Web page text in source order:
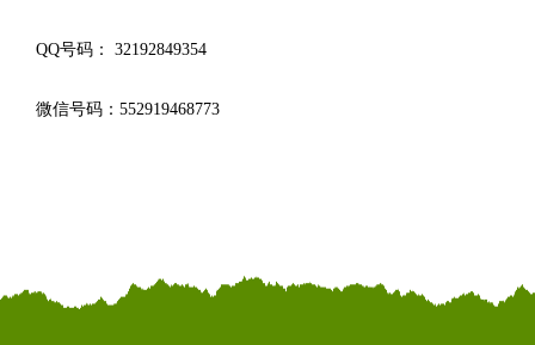
QQ号码： 32192849354
微信号码：552919468773